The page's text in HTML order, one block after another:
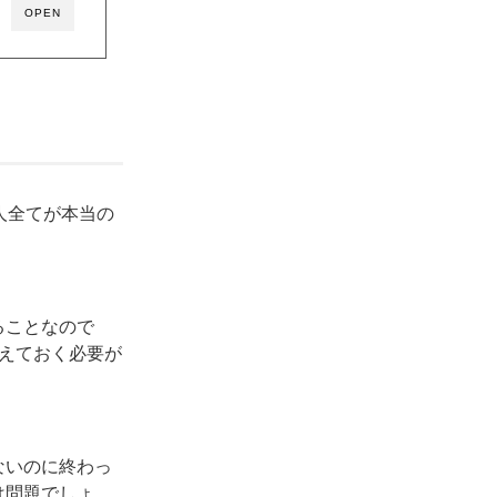
OPEN
全てが本当の
ことなので
ておく必要が
のに終わっ
題でしょ